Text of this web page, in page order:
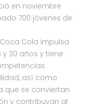
en noviembre
700 jóvenes de
Cola impulsa
y 30 años y tiene
así como
que se conviertan
y contribuyan al